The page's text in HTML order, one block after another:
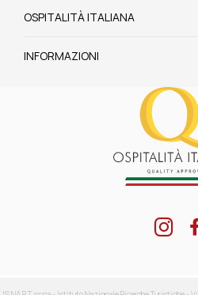
OSPITALITÀ ITALIANA
INFORMAZIONI